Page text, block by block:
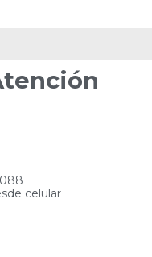
celular